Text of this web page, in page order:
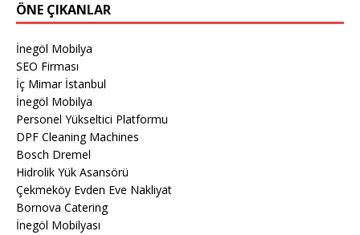
ÖNE ÇIKANLAR
İnegöl Mobilya
SEO Firması
İç Mimar İstanbul
İnegöl Mobilya
Personel Yükseltici Platformu
DPF Cleaning Machines
Bosch Dremel
Hidrolik Yük Asansörü
Çekmeköy Evden Eve Nakliyat
Bornova Catering
İnegöl Mobilyası